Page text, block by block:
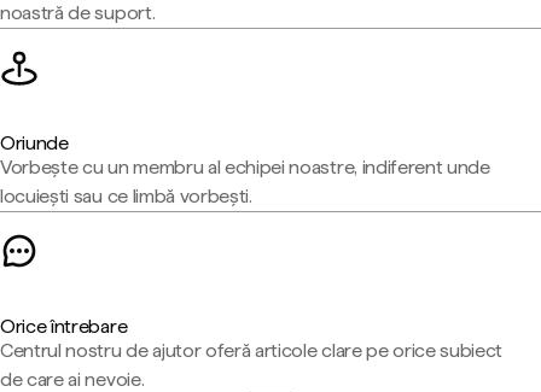
noastră de suport.
Oriunde
Vorbește cu un membru al echipei noastre, indiferent unde
locuiești sau ce limbă vorbești.
Orice întrebare
Centrul nostru de ajutor oferă articole clare pe orice subiect
de care ai nevoie.